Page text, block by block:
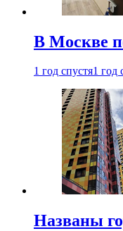
В Москве
1 год спустя1 год
Названы